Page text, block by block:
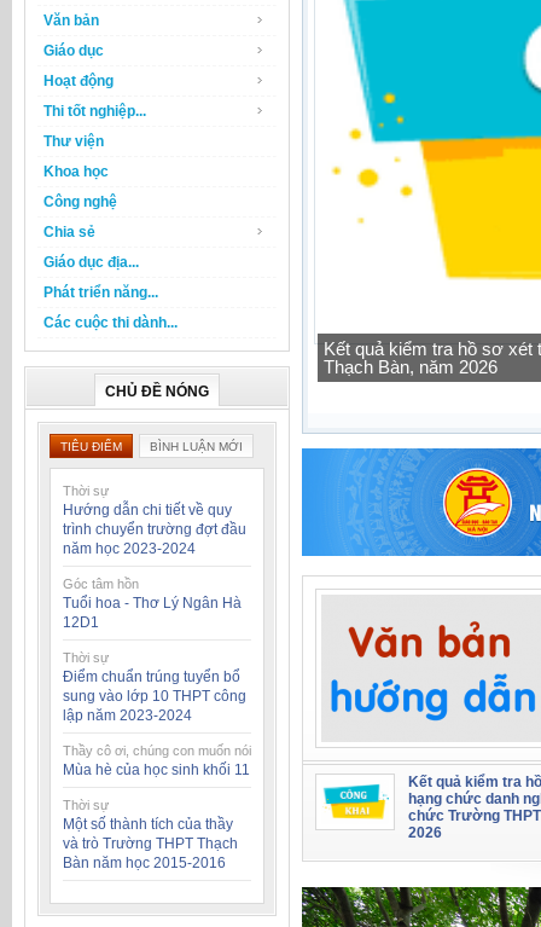
Văn bản
Giáo dục
Hoạt động
Thi tốt nghiệp...
Thư viện
Khoa học
Công nghệ
Chia sẻ
Giáo dục địa...
Phát triển năng...
Các cuộc thi dành...
CHỦ ĐỀ NÓNG
TIÊU ĐIỂM BÌNH LUẬN MỚI
Thời sự
Hướng dẫn chi tiết về quy
trình chuyển trường đợt đầu
năm học 2023-2024
Góc tâm hồn
Tuổi hoa - Thơ Lý Ngân Hà
12D1
Thời sự
Điểm chuẩn trúng tuyển bổ
sung vào lớp 10 THPT công
lập năm 2023-2024
Thầy cô ơi, chúng con muốn nói
Mùa hè của học sinh khối 11
Thời sự
Một số thành tích của thầy
và trò Trường THPT Thạch
Bàn năm học 2015-2016
Kết quả kiểm tra hồ sơ
Thạch Bàn, năm 2026
Kết quả kiểm tra
hạng chức danh
chức Trường
2026